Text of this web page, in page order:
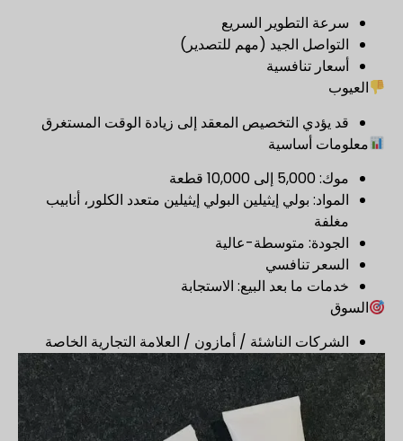
سرعة التطوير السريع
التواصل الجيد (مهم للتصدير)
أسعار تنافسية
العيوب
قد يؤدي التخصيص المعقد إلى زيادة الوقت المستغرق
معلومات أساسية
موك: 5,000 إلى 10,000 قطعة
المواد: بولي إيثيلين البولي إيثيلين متعدد الكلور، أنابيب
مغلفة
الجودة: متوسطة-عالية
السعر تنافسي
خدمات ما بعد البيع: الاستجابة
السوق
الشركات الناشئة / أمازون / العلامة التجارية الخاصة